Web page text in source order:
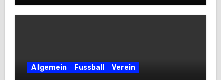
Allgemein Fussball Verein